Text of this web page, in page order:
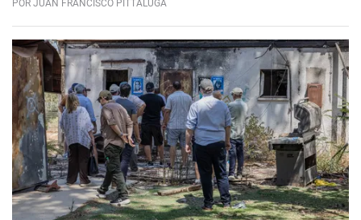
POR JUAN FRANCISCO PITTALUGA